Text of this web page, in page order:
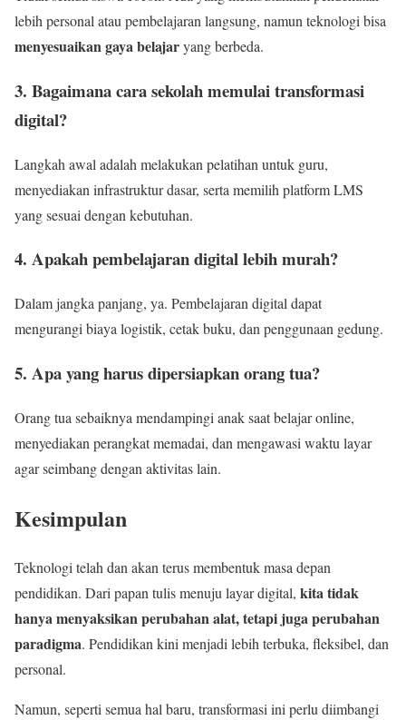
lebih personal atau pembelajaran langsung, namun teknologi bisa
menyesuaikan gaya belajaryang berbeda.
3. Bagaimana cara sekolah memulai transformasi
digital?
Langkah awal adalah melakukan pelatihan untuk guru,
menyediakan infrastruktur dasar, serta memilih platform LMS
yang sesuai dengan kebutuhan.
4. Apakah pembelajaran digital lebih murah?
Dalam jangka panjang, ya. Pembelajaran digital dapat
mengurangi biaya logistik, cetak buku, dan penggunaan gedung.
5. Apa yang harus dipersiapkan orang tua?
Orang tua sebaiknya mendampingi anak saat belajar online,
menyediakan perangkat memadai, dan mengawasi waktu layar
agar seimbang dengan aktivitas lain.
Kesimpulan
Teknologi telah dan akan terus membentuk masa depan
pendidikan. Dari papan tulis menuju layar digital, kita tidak
hanya menyaksikan perubahan alat, tetapi juga perubahan
paradigma. Pendidikan kini menjadi lebih terbuka, fleksibel, dan
personal.
Namun, seperti semua hal baru, transformasi ini perlu diimbangi